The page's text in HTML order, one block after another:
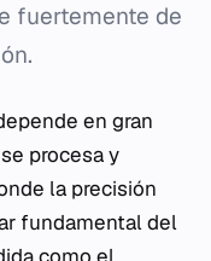
fuertemente de
en gran
procesa y
la precisión
fundamental del